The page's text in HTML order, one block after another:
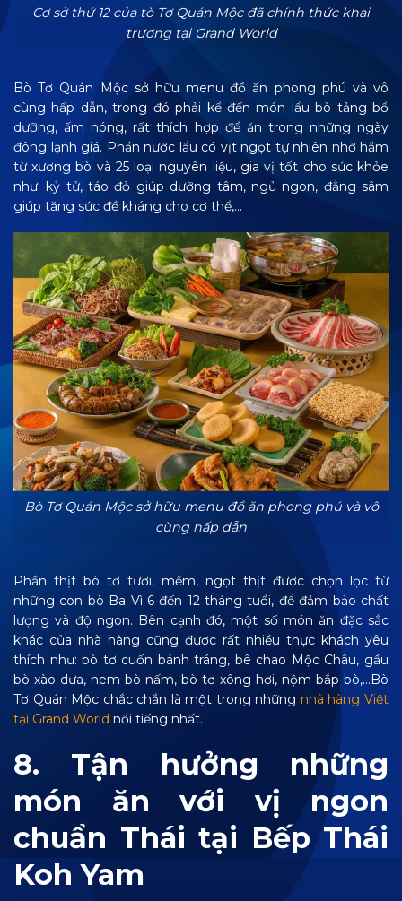
Cơ sở thứ 12 của tò Tơ Quán Mộc đã chính thức khai
trương tại Grand World
Bò Tơ Quán Mộc sở hữu menu đồ ăn phong phú và vô
cùng hấp dẫn, trong đó phải kể đến món lẩu bò tảng bổ
dưỡng, ấm nóng, rất thích hợp để ăn trong những ngày
đông lạnh giá. Phần nước lẩu có vịt ngọt tự nhiên nhờ hầm
từ xương bò và 25 loại nguyên liệu, gia vị tốt cho sức khỏe
như: kỷ tử, táo đỏ giúp dưỡng tâm, ngủ ngon, đẳng sâm
giúp tăng sức đề kháng cho cơ thể,…
Bò Tơ Quán Mộc sở hữu menu đồ ăn phong phú và vô
cùng hấp dẫn
Phần thịt bò tơ tươi, mềm, ngọt thịt được chọn lọc từ
những con bò Ba Vì 6 đến 12 tháng tuổi, để đảm bảo chất
lượng và độ ngon. Bên cạnh đó, một số món ăn đặc sắc
khác của nhà hàng cũng được rất nhiều thực khách yêu
thích như: bò tơ cuốn bánh tráng, bê chao Mộc Châu, gầu
bò xào dưa, nem bò nấm, bò tơ xông hơi, nộm bắp bò,…Bò
Tơ Quán Mộc chắc chắn là một trong những nhà hàng Việt
tại Grand World nổi tiếng nhất.
8. Tận hưởng những
món ăn với vị ngon
chuẩn Thái tại Bếp Thái
Koh Yam